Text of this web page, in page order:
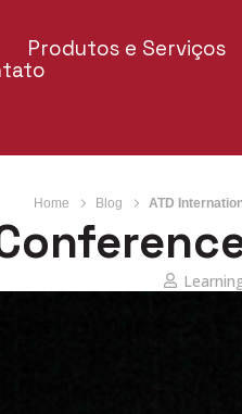
Produtos e Serviços
Home Blog ATD